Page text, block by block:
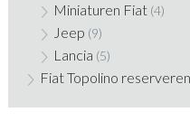
Miniaturen Fiat (4)
Jeep (9)
Lancia (5)
Fiat Topolino reserveren